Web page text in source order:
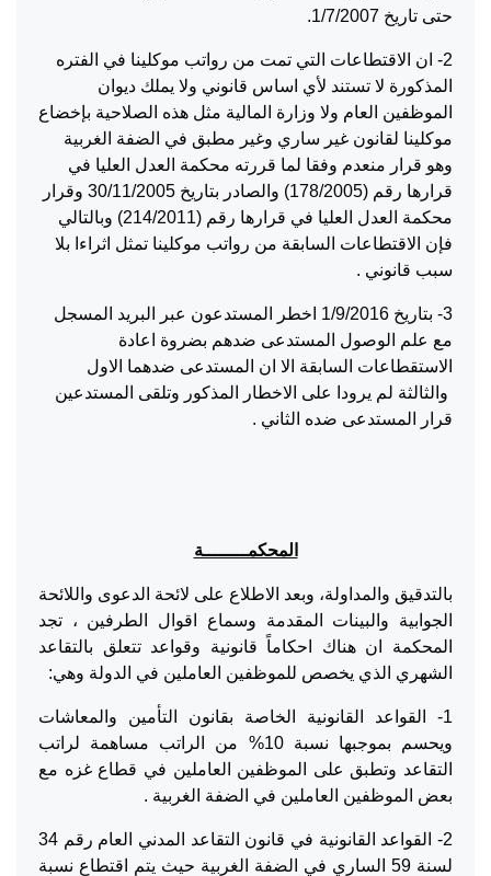
حتى تاريخ 1/7/2007.
2- ان الاقتطاعات التي تمت من رواتب موكلينا في الفتره
المذكورة لا تستند لأي اساس قانوني ولا يملك ديوان
الموظفين العام ولا وزارة المالية مثل هذه الصلاحية بإخضاع
موكلينا لقانون غير ساري وغير مطبق في الضفة الغربية
وهو قرار منعدم وفقا لما قررته محكمة العدل العليا في
قرارها رقم (178/2005) والصادر بتاريخ 30/11/2005 وقرار
محكمة العدل العليا في قرارها رقم (214/2011) وبالتالي
فإن الاقتطاعات السابقة من رواتب موكلينا تمثل اثراءا بلا
سبب قانوني .
3- بتاريخ 1/9/2016 اخطر المستدعون عبر البريد المسجل
مع علم الوصول المستدعى ضدهم بضروة اعادة
الاستقطاعات السابقة الا ان المستدعى ضدهما الاول
والثالثة لم يرودا على الاخطار المذكور وتلقى المستدعين
قرار المستدعى ضده الثاني .
المحكمــــــــة
بالتدقيق والمداولة، وبعد الاطلاع على لائحة الدعوى واللائحة
الجوابية والبينات المقدمة وسماع اقوال الطرفين ، تجد
المحكمة ان هناك احكاماً قانونية وقواعد تتعلق بالتقاعد
الشهري الذي يخصص للموظفين العاملين في الدولة وهي:
1- القواعد القانونية الخاصة بقانون التأمين والمعاشات
ويحسم بموجبها نسبة 10% من الراتب مساهمة لراتب
التقاعد وتطبق على الموظفين العاملين في قطاع غزه مع
بعض الموظفين العاملين في الضفة الغربية .
2- القواعد القانونية في قانون التقاعد المدني العام رقم 34
لسنة 59 الساري في الضفة الغربية حيث يتم اقتطاع نسبة